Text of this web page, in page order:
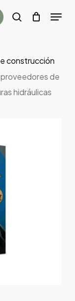
search
Menu
construcción
de
hidráulicas